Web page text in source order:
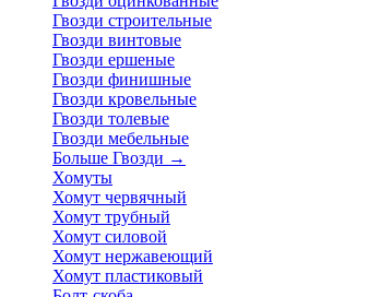
Гвозди строительные
Гвозди винтовые
Гвозди ершеные
Гвозди финишные
Гвозди кровельные
Гвозди толевые
Гвозди мебельные
Больше Гвозди →
Хомуты
Хомут червячный
Хомут трубный
Хомут силовой
Хомут нержавеющий
Хомут пластиковый